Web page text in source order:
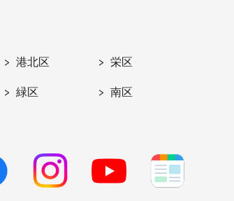
港北区 栄区
緑区 南区